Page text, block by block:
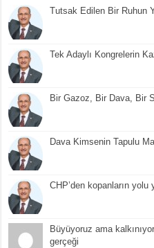
Tutsak Edilen Bir Ruhun
Tek Adaylı Kongrelerin
Bir Gazoz, Bir Dava, Bir
Dava Kimsenin Tapulu
CHP’den kopanların
Büyüyoruz ama
gerçeği